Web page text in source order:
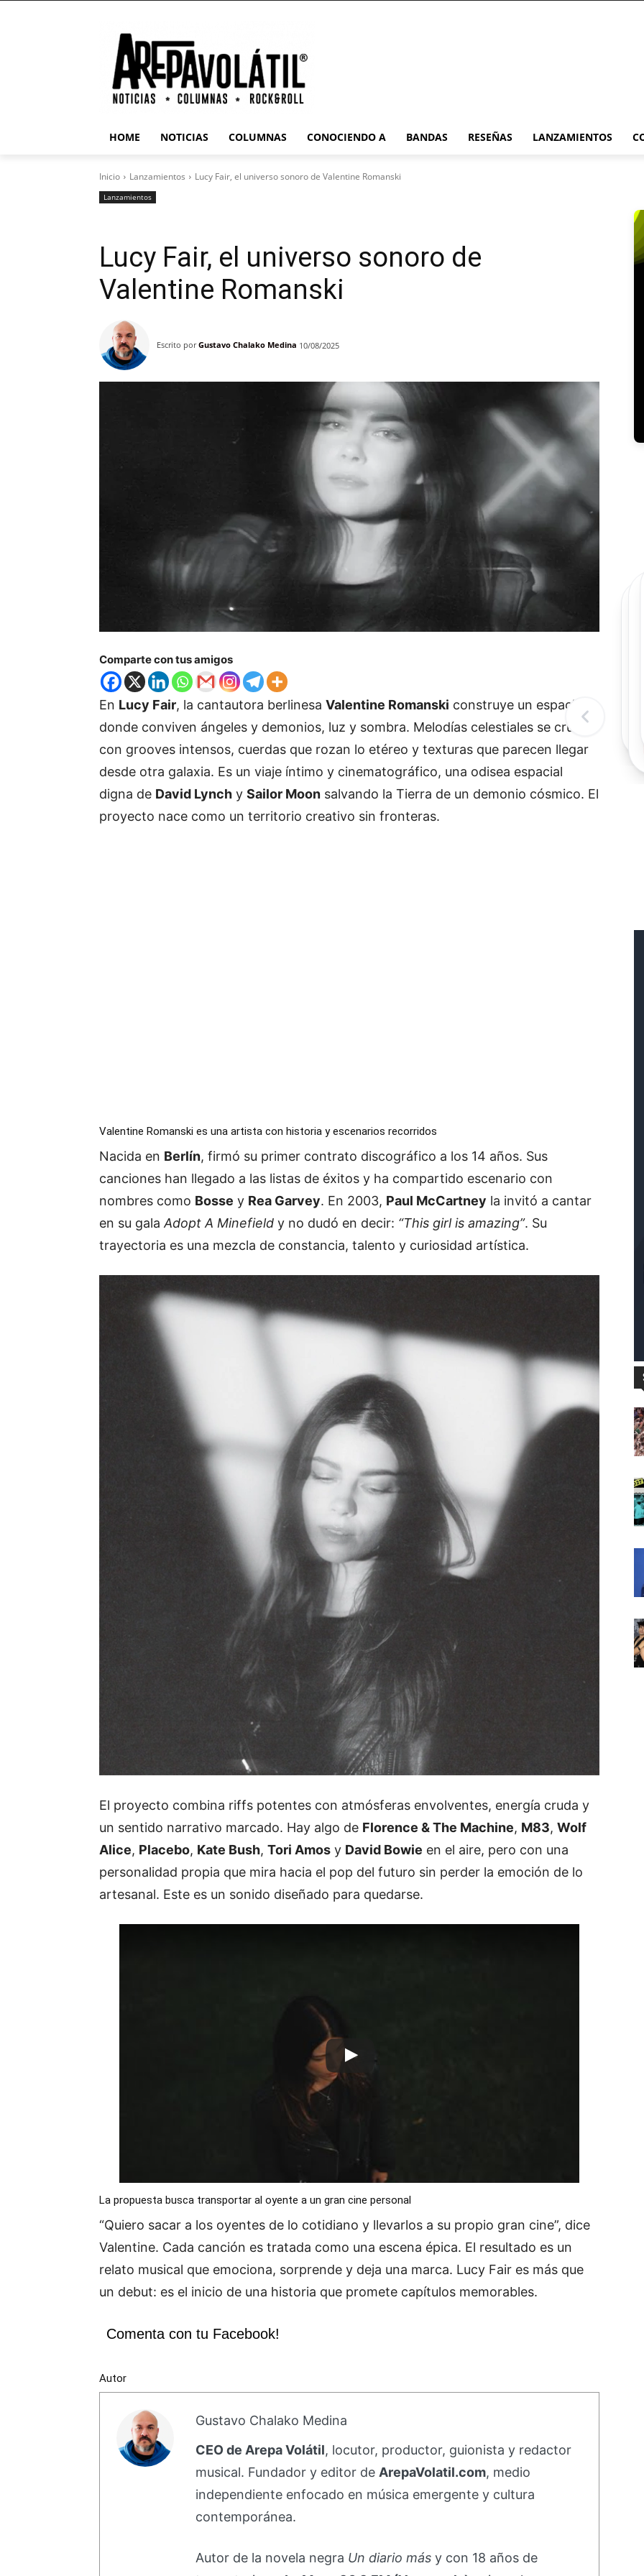
HOME NOTICIAS COLUMNAS CONOCIENDO A BANDAS RESEÑAS LANZAMIENTOS
Inicio Lanzamientos Lucy Fair, el universo sonoro de Valentine Romanski
Lanzamientos
Lucy Fair, el universo sonoro de
Valentine Romanski
Escrito por Gustavo Chalako Medina 10/08/2025
Comparte con tus amigos
En Lucy Fair, la cantautora berlinesa Valentine Romanski construye un espacio
donde conviven ángeles y demonios, luz y sombra. Melodías celestiales se cruzan
con grooves intensos, cuerdas que rozan lo etéreo y texturas que parecen llegar
desde otra galaxia. Es un viaje íntimo y cinematográfico, una odisea espacial
digna de David Lynch y Sailor Moon salvando la Tierra de un demonio cósmico. El
proyecto nace como un territorio creativo sin fronteras.
Valentine Romanski es una artista con historia y escenarios recorridos
Nacida en Berlín, firmó su primer contrato discográfico a los 14 años. Sus
canciones han llegado a las listas de éxitos y ha compartido escenario con
nombres como Bosse y Rea Garvey. En 2003, Paul McCartney la invitó a cantar
en su gala Adopt A Minefield y no dudó en decir: “This girl is amazing”. Su
trayectoria es una mezcla de constancia, talento y curiosidad artística.
El proyecto combina riffs potentes con atmósferas envolventes, energía cruda y
un sentido narrativo marcado. Hay algo de Florence & The Machine, M83, Wolf
Alice, Placebo, Kate Bush, Tori Amos y David Bowie en el aire, pero con una
personalidad propia que mira hacia el pop del futuro sin perder la emoción de lo
artesanal. Este es un sonido diseñado para quedarse.
La propuesta busca transportar al oyente a un gran cine personal
“Quiero sacar a los oyentes de lo cotidiano y llevarlos a su propio gran cine”, dice
Valentine. Cada canción es tratada como una escena épica. El resultado es un
relato musical que emociona, sorprende y deja una marca. Lucy Fair es más que
un debut: es el inicio de una historia que promete capítulos memorables.
Comenta con tu Facebook!
Autor
Gustavo Chalako Medina
CEO de Arepa Volátil, locutor, productor, guionista y redactor
musical. Fundador y editor de ArepaVolatil.com, medio
independiente enfocado en música emergente y cultura
contemporánea.
Autor de la novela negra Un diario másy con 18 años de